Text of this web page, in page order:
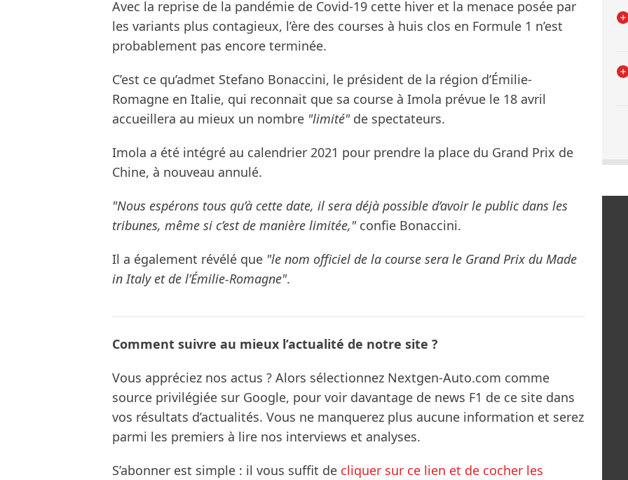
Avec la reprise de la pandémie de Covid-19 cette hiver et la menace posée par
les variants plus contagieux, l’ère des courses à huis clos en Formule 1 n’est
probablement pas encore terminée.
C’est ce qu’admet Stefano Bonaccini, le président de la région d’Émilie-
Romagne en Italie, qui reconnait que sa course à Imola prévue le 18 avril
accueillera au mieux un nombre "limité"de spectateurs.
Imola a été intégré au calendrier 2021 pour prendre la place du Grand Prix de
Chine, à nouveau annulé.
"Nous espérons tous qu’à cette date, il sera déjà possible d’avoir le public dans les
tribunes, même si c’est de manière limitée,"confie Bonaccini.
Il a également révélé que "le nom officiel de la course sera le Grand Prix du Made
in Italy et de l’Émilie-Romagne".
Comment suivre au mieux l’actualité de notre site ?
Vous appréciez nos actus ? Alors sélectionnez Nextgen-Auto.com comme
source privilégiée sur Google, pour voir davantage de news F1 de ce site dans
vos résultats d’actualités. Vous ne manquerez plus aucune information et serez
parmi les premiers à lire nos interviews et analyses.
S’abonner est simple : il vous suffit de cliquer sur ce lien et de cocher les